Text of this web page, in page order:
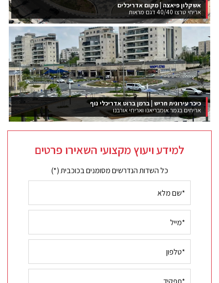
אשקלון פיאצה | מקום אדריכלים
אריחי טרצו 40/40 דגם מראות
כיכר עירונית חריש | ברמן ברוט אדריכלי נוף
אריחים בגמר אומבריאנו ואריחי אורבנו
למידע ויעוץ מקצועי השאירו פרטים
כל השדות הנדרשים מסומנים בכוכבית (*)